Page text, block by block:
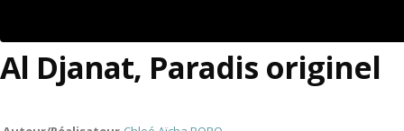
Al Djanat, Paradis originel